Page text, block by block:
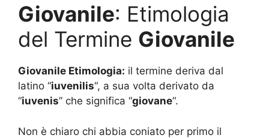
Giovanile: Etimologia
del Termine Giovanile
Giovanile Etimologia: il termine deriva dal
latino “iuvenilis“, a sua volta derivato da
“iuvenis” che significa “giovane“.
Non è chiaro chi abbia coniato per primo il